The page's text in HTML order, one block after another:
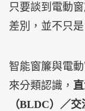
只要談到電動
差別，並不只
智能窗簾與電
來分類認識，
（BLDC）／交